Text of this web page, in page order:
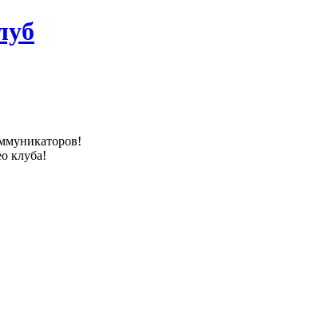
клуба!